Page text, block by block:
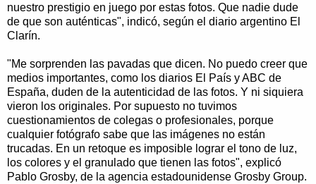
nuestro prestigio en juego por estas fotos. Que nadie dude
de que son auténticas", indicó, según el diario argentino El
Clarín.
"Me sorprenden las pavadas que dicen. No puedo creer que
medios importantes, como los diarios El País y ABC de
España, duden de la autenticidad de las fotos. Y ni siquiera
vieron los originales. Por supuesto no tuvimos
cuestionamientos de colegas o profesionales, porque
cualquier fotógrafo sabe que las imágenes no están
trucadas. En un retoque es imposible lograr el tono de luz,
los colores y el granulado que tienen las fotos", explicó
Pablo Grosby, de la agencia estadounidense Grosby Group.